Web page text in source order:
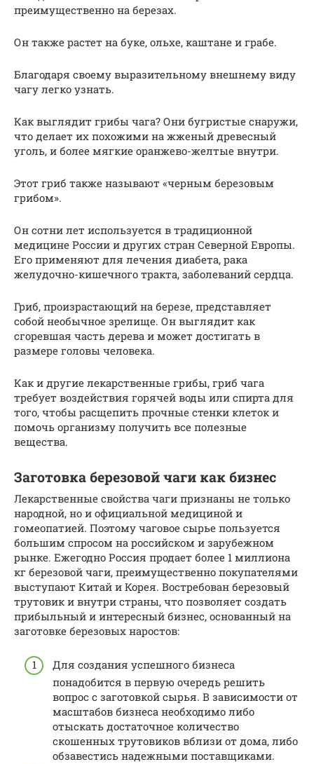
преимущественно на березах.
Он также растет на буке, ольхе, каштане и грабе.
Благодаря своему выразительному внешнему виду
чагу легко узнать.
Как выглядит грибы чага? Они бугристые снаружи,
что делает их похожими на жженый древесный
уголь, и более мягкие оранжево-желтые внутри.
Этот гриб также называют «черным березовым
грибом».
Он сотни лет используется в традиционной
медицине России и других стран Северной Европы.
Его применяют для лечения диабета, рака
желудочно-кишечного тракта, заболеваний сердца.
Гриб, произрастающий на березе, представляет
собой необычное зрелище. Он выглядит как
сгоревшая часть дерева и может достигать в
размере головы человека.
Как и другие лекарственные грибы, гриб чага
требует воздействия горячей воды или спирта для
того, чтобы расщепить прочные стенки клеток и
помочь организму получить все полезные
вещества.
Заготовка березовой чаги как бизнес
Лекарственные свойства чаги признаны не только
народной, но и официальной медициной и
гомеопатией. Поэтому чаговое сырье пользуется
большим спросом на российском и зарубежном
рынке. Ежегодно Россия продает более 1 миллиона
кг березовой чаги, преимущественно покупателями
выступают Китай и Корея. Востребован березовый
трутовик и внутри страны, что позволяет создать
прибыльный и интересный бизнес, основанный на
заготовке березовых наростов:
Для создания успешного бизнеса
понадобится в первую очередь решить
вопрос с заготовкой сырья. В зависимости от
масштабов бизнеса необходимо либо
отыскать достаточное количество
скошенных трутовиков вблизи от дома, либо
обзавестись надежными поставщиками.